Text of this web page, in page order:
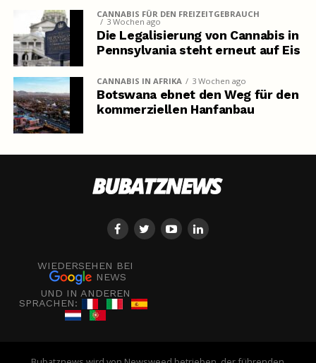
CANNABIS FÜR DEN FREIZEITGEBRAUCH
3 Wochen ago
Die Legalisierung von Cannabis in
Pennsylvania steht erneut auf Eis
CANNABIS IN AFRIKA 3 Wochen ago
Botswana ebnet den Weg für den
kommerziellen Hanfanbau
WIEDERSEHEN BEI
NEWS
UND IN ANDEREN
SPRACHEN: